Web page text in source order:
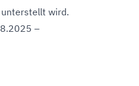
wird.
–